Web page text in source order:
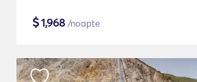
$1,968 /noapte